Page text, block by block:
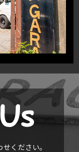
ください。